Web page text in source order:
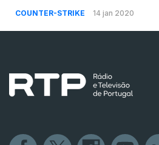
COUNTER-STRIKE 14 jan 2020